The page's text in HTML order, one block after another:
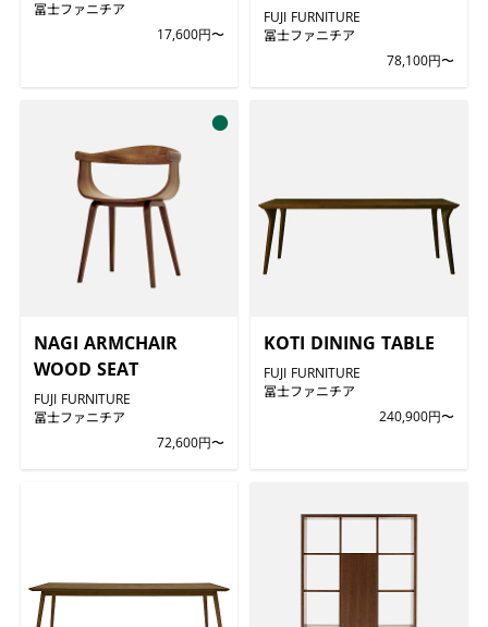
冨士ファニチア
17,600円〜
FUJI FURNITURE
冨士ファニチア
78,100円〜
NAGI ARMCHAIR
WOOD SEAT
FUJI FURNITURE
冨士ファニチア
72,600円〜
●
KOTI DINING TABLE
FUJI FURNITURE
冨士ファニチア
240,900円〜